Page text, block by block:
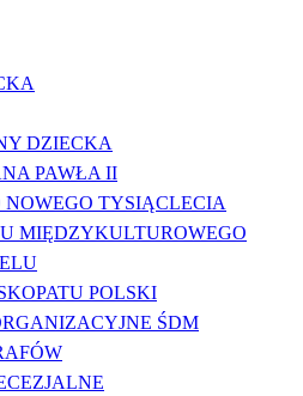
DZIECKA
PAWŁA II
TYSIĄCLECIA
MIĘDZYKULTUROWEGO
POLSKI
ŚDM